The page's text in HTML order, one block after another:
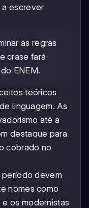
escrever
as regras
crase fará
ENEM.
teóricos
linguagem. As
até a
destaque para
cobrado no
período devem
nomes como
os modernistas